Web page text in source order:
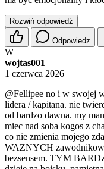
Rozwiń odpowiedź
Odpowiedz
W
wojtas001
1 czerwca 2026
@Fellipee no i w swojej
lidera / kapitana. nie
od bardzo dawna. my
miec nad soba kogos z
co nie zmienia mojego
WAZNYCH zawodnikow
bezsensem. TYM